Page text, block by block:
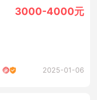
3000-4000元
2025-01-06